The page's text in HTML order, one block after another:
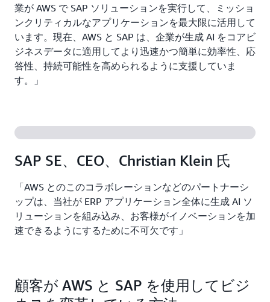
業が AWS で SAP ソリューションを実行して、ミッショ
ンクリティカルなアプリケーションを最大限に活用して
います。現在、AWS と SAP は、企業が生成 AI をコアビ
ジネスデータに適用してより迅速かつ簡単に効率性、応
答性、持続可能性を高められるように支援していま
す。」
SAP SE、CEO、Christian Klein 氏
「AWS とのこのコラボレーションなどのパートナーシ
ップは、当社が ERP アプリケーション全体に生成 AI ソ
リューションを組み込み、お客様がイノベーションを加
速できるようにするために不可欠です」
顧客が AWS と SAP を使用してビジ